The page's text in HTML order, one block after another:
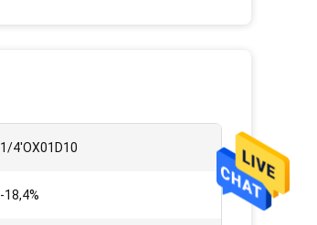
1/4'OX01D10
-18,4%